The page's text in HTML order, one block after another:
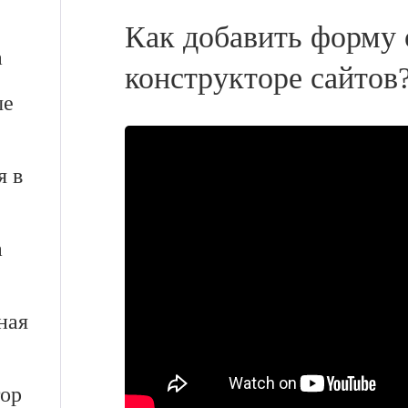
в
Как добавить форму
конструкторе